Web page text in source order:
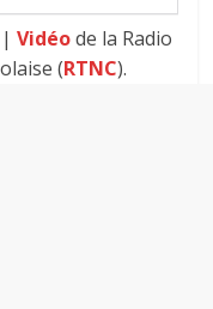
| Vidéode la Radio
(RTNC).